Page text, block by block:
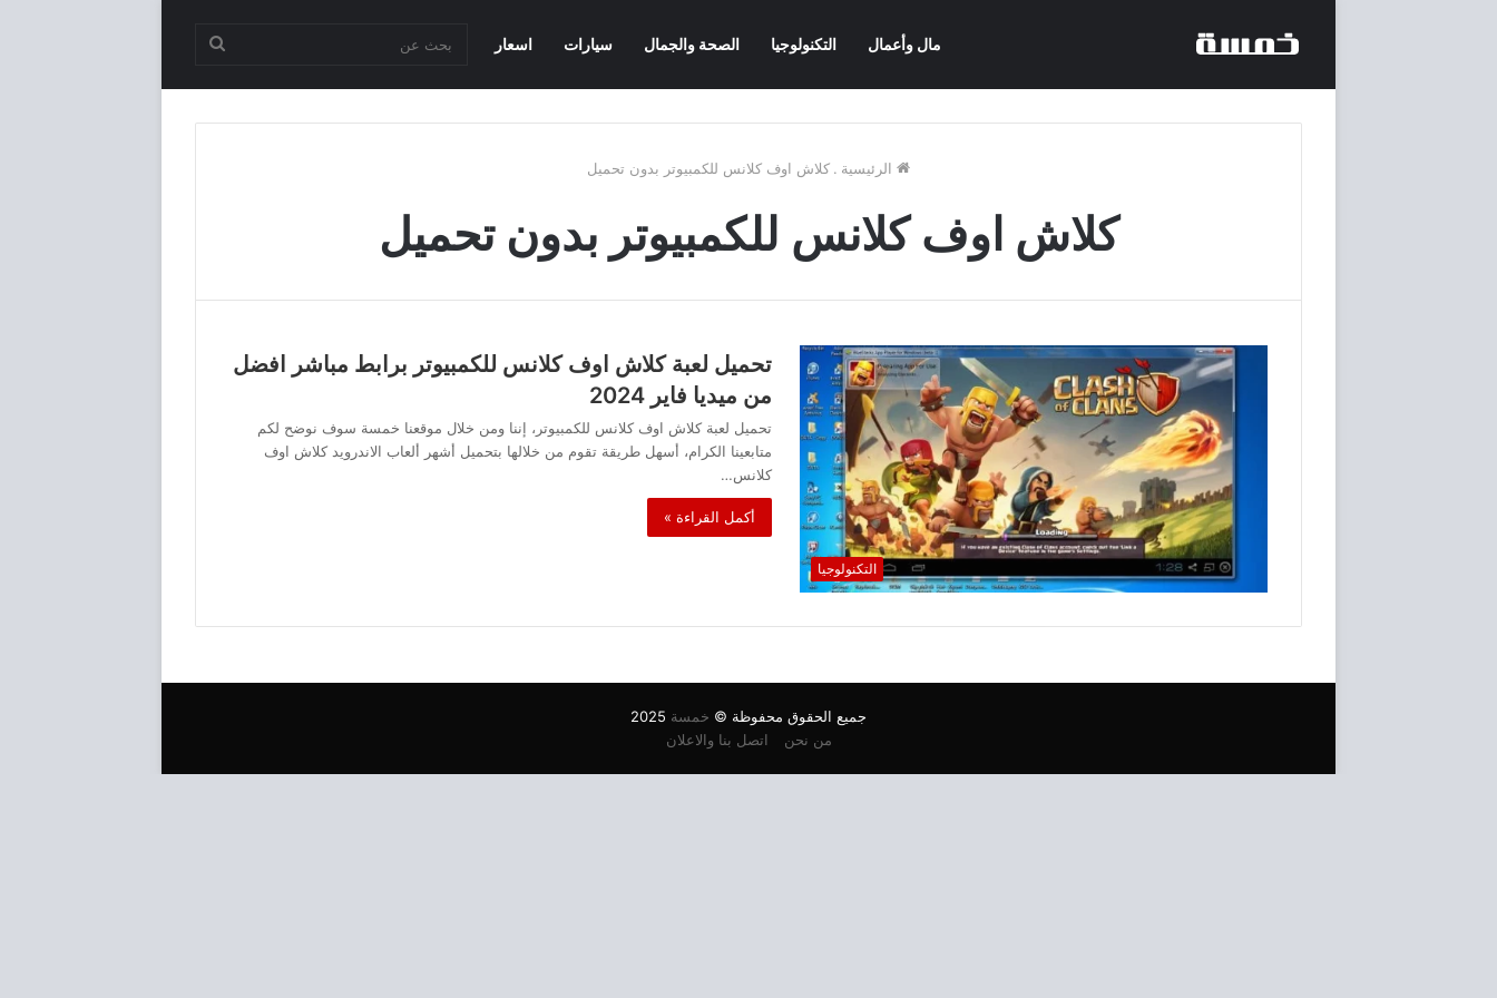
مال وأعمال التكنولوجيا الصحة والجمال سيارات اسعار
الرئيسية . كلاش اوف كلانس للكمبيوتر بدون تحميل
كلاش اوف كلانس للكمبيوتر بدون تحميل
التكنولوجيا
تحميل لعبة كلاش اوف كلانس للكمبيوتر برابط مباشر افضل
من ميديا فاير 2024
تحميل لعبة كلاش اوف كلانس للكمبيوتر، إننا ومن خلال موقعنا خمسة سوف نوضح لكم
متابعينا الكرام، أسهل طريقة تقوم من خلالها بتحميل أشهر ألعاب الاندرويد كلاش اوف
كلانس…
أكمل القراءة »
جميع الحقوق محفوظة © خمسة
من نحن
اتصل بنا والاعلان